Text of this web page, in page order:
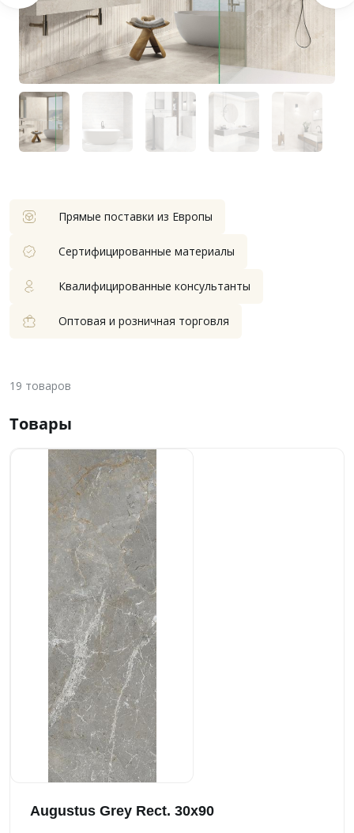
Прямые поставки из Европы
Сертифицированные материалы
Квалифицированные консультанты
Оптовая и розничная торговля
19 товаров
Товары
Augustus Grey Rect. 30x90